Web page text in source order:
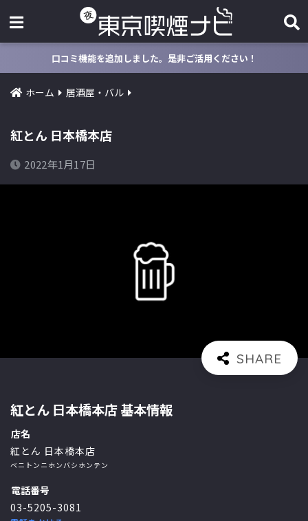
口コミ機能を追加しました。是非ご活用ください！
ホーム 居酒屋・バル
紅とん 日本橋本店
2022年1月17日
紅とん 日本橋本店 基本情報
店名
紅とん 日本橋本店
ベニトンニホンバシホンテン
電話番号
03-5205-3081